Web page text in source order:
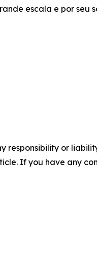
escala e por seu
responsibility or
If you have any